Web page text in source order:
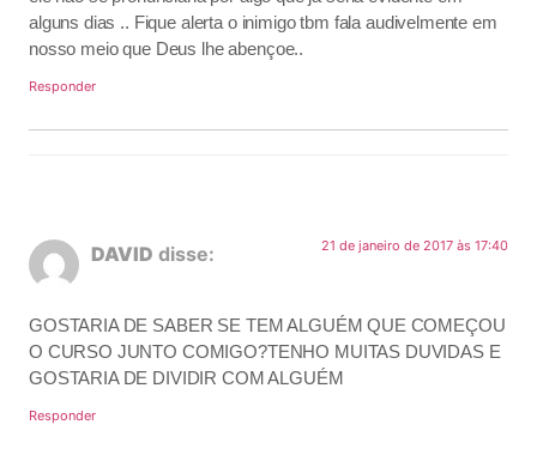
alguns dias .. Fique alerta o inimigo tbm fala audivelmente em
nosso meio que Deus lhe abençoe..
Responder
DAVID disse: 21 de janeiro de 2017 às 17:40
GOSTARIA DE SABER SE TEM ALGUÉM QUE COMEÇOU
O CURSO JUNTO COMIGO?TENHO MUITAS DUVIDAS E
GOSTARIA DE DIVIDIR COM ALGUÉM
Responder